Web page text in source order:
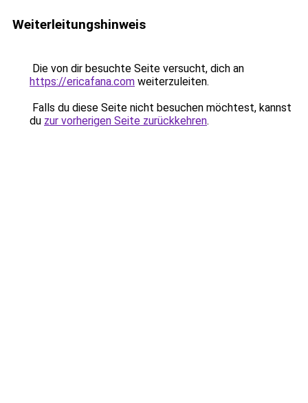
Weiterleitungshinweis
Die von dir besuchte Seite versucht, dich an
https://ericafana.com weiterzuleiten.
Falls du diese Seite nicht besuchen möchtest, kannst
du zur vorherigen Seite zurückkehren.